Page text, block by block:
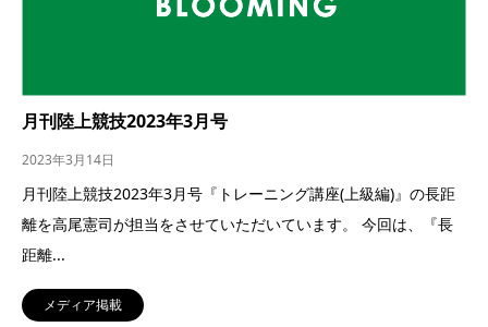
月刊陸上競技2023年3月号
2023年3月14日
月刊陸上競技2023年3月号『トレーニング講座(上級編)』の長距
離を高尾憲司が担当をさせていただいています。 今回は、『長
距離...
メディア掲載